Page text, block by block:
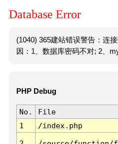
Database Error
(1040) 365建站错误警告：连
因：1、数据库密码不对; 2、
PHP Debug
No. File
1
/index.php